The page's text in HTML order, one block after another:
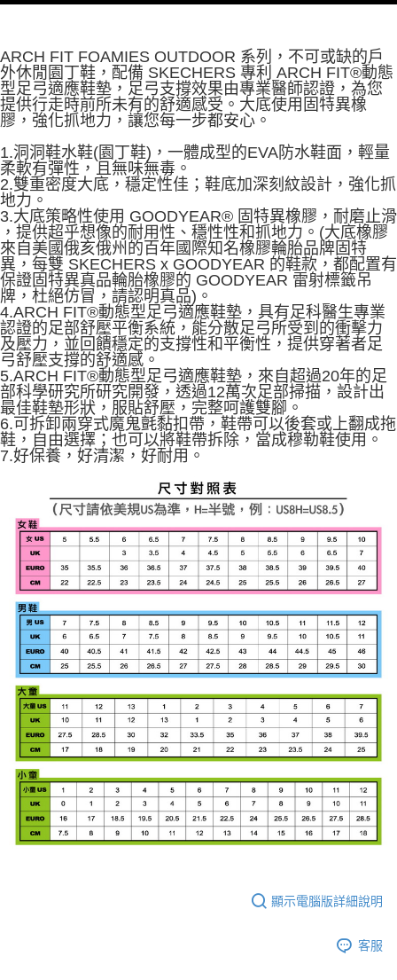
ARCH FIT FOAMIES OUTDOOR 系列，不可或缺的戶
外休閒園丁鞋，配備 SKECHERS 專利 ARCH FIT®動態
型足弓適應鞋墊，足弓支撐效果由專業醫師認證，為您
提供行走時前所未有的舒適感受。大底使用固特異橡
膠，強化抓地力，讓您每一步都安心。
1.洞洞鞋水鞋(園丁鞋)，一體成型的EVA防水鞋面，輕量
柔軟有彈性，且無味無毒。
2.雙重密度大底，穩定性佳；鞋底加深刻紋設計，強化抓
地力。
3.大底策略性使用 GOODYEAR® 固特異橡膠，耐磨止滑
，提供超乎想像的耐用性、穩性性和抓地力。(大底橡膠
來自美國俄亥俄州的百年國際知名橡膠輪胎品牌固特
異，每雙 SKECHERS x GOODYEAR 的鞋款，都配置有
保證固特異真品輪胎橡膠的 GOODYEAR 雷射標籤吊
牌，杜絕仿冒，請認明真品)。
4.ARCH FIT®動態型足弓適應鞋墊，具有足科醫生專業
認證的足部舒壓平衡系統，能分散足弓所受到的衝擊力
及壓力，並回饋穩定的支撐性和平衡性，提供穿著者足
弓舒壓支撐的舒適感。
5.ARCH FIT®動態型足弓適應鞋墊，來自超過20年的足
部科學研究所研究開發，透過12萬次足部掃描，設計出
最佳鞋墊形狀，服貼舒壓，完整呵護雙腳。
6.可拆卸兩穿式魔鬼氈黏扣帶，鞋帶可以後套或上翻成拖
鞋，自由選擇；也可以將鞋帶拆除，當成穆勒鞋使用。
7.好保養，好清潔，好耐用。
顯示電腦版詳細說明
客服